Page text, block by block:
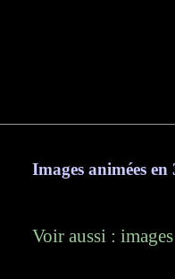
Images animées
Voir aussi :